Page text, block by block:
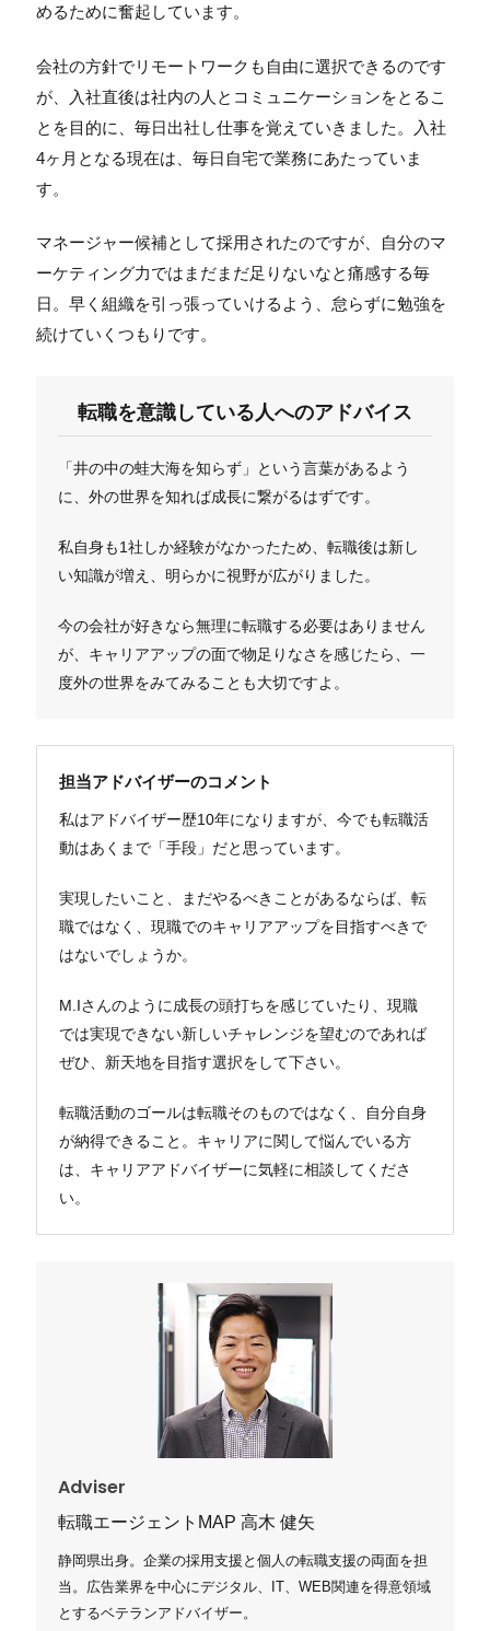
めるために奮起しています。
会社の方針でリモートワークも自由に選択できるのです
が、入社直後は社内の人とコミュニケーションをとるこ
とを目的に、毎日出社し仕事を覚えていきました。入社
4ヶ月となる現在は、毎日自宅で業務にあたっていま
す。
マネージャー候補として採用されたのですが、自分のマ
ーケティング力ではまだまだ足りないなと痛感する毎
日。早く組織を引っ張っていけるよう、怠らずに勉強を
続けていくつもりです。
転職を意識している人へのアドバイス
「井の中の蛙大海を知らず」という言葉があるよう
に、外の世界を知れば成長に繋がるはずです。
私自身も1社しか経験がなかったため、転職後は新し
い知識が増え、明らかに視野が広がりました。
今の会社が好きなら無理に転職する必要はありません
が、キャリアアップの面で物足りなさを感じたら、一
度外の世界をみてみることも大切ですよ。
担当アドバイザーのコメント
私はアドバイザー歴10年になりますが、今でも転職活
動はあくまで「手段」だと思っています。
実現したいこと、まだやるべきことがあるならば、転
職ではなく、現職でのキャリアアップを目指すべきで
はないでしょうか。
M.Iさんのように成長の頭打ちを感じていたり、現職
では実現できない新しいチャレンジを望むのであれば
ぜひ、新天地を目指す選択をして下さい。
転職活動のゴールは転職そのものではなく、自分自身
が納得できること。キャリアに関して悩んでいる方
は、キャリアアドバイザーに気軽に相談してくださ
い。
Adviser
転職エージェントMAP 高木 健矢
静岡県出身。企業の採用支援と個人の転職支援の両面を担
当。広告業界を中心にデジタル、IT、WEB関連を得意領域
とするベテランアドバイザー。